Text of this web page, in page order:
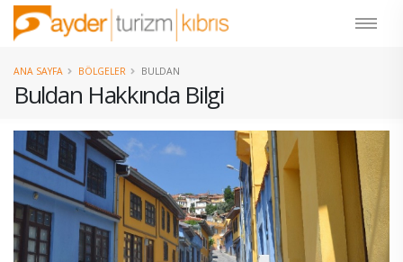
Buldan Hakkında Bilgi
ANA SAYFA BÖLGELER BULDAN